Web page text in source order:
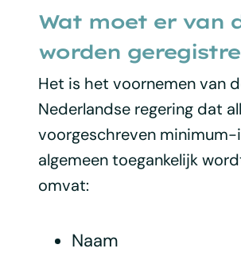
Wat moet er van
worden
Het is het voornemen van
Nederlandse regering dat
voorgeschreven
algemeen toegankelijk
omvat:
Naam